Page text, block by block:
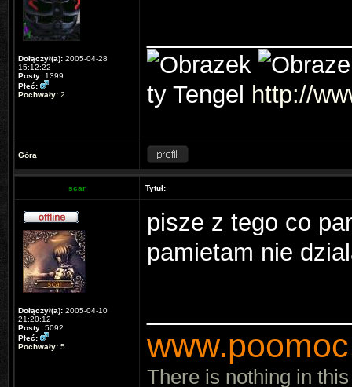
Dołączył(a): 2005-04-28
15:12:22
Posty: 1399
Płeć:
Pochwały: 2 ty Tengel http://
Góra
scar Tytuł:
Dołączył(a): 2005-04-10
21:20:12
Posty: 5092
Płeć:
Pochwały: 5
pisze z tego co
pamietam nie
There is nothing in